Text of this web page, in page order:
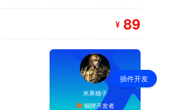
¥ 89
米果穗子
铜牌开发者
插件开发